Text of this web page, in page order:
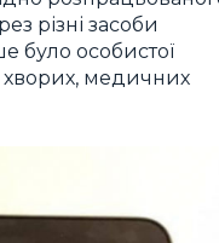
різні засоби
було особистої
хворих, медичних